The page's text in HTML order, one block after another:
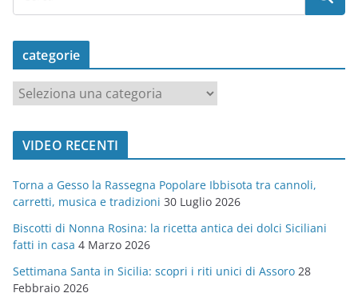
categorie
a
t
o
r
i
e
VIDEO RECENTI
Torna a Gesso la Rassegna Popolare Ibbisota tra cannoli,
carretti, musica e tradizioni 30 Luglio 2026
Biscotti di Nonna Rosina: la ricetta antica dei dolci Siciliani
fatti in casa 4 Marzo 2026
Settimana Santa in Sicilia: scopri i riti unici di Assoro 28
Febbraio 2026